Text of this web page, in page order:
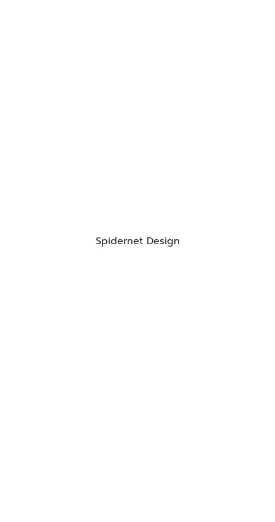
Spidernet Design